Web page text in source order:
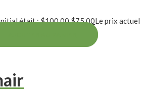
était : $100.00.$75.00Le prix actuel